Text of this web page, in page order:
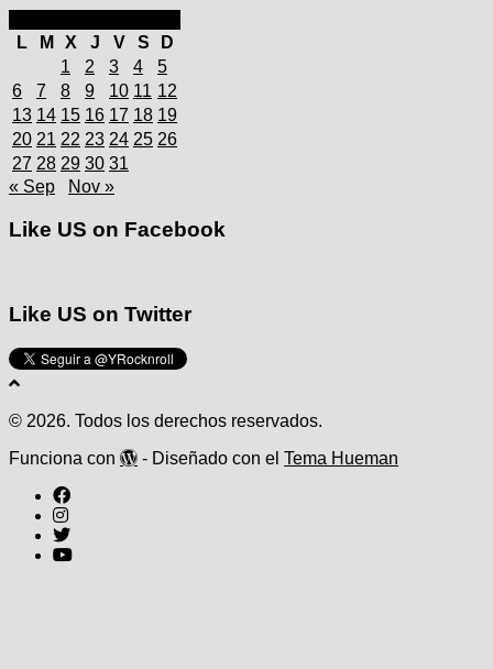
L
M X J V S
D
1
2 3 4
5
6
7 8 9 10 11 12
13 14 15 16 17 18 19
20 21 22 23 24 25 26
27 28 29 30 31
« Sep
Nov »
Like US on Facebook
Like US on Twitter
© 2026. Todos los derechos reservados.
Funciona con
- Diseñado con el Tema Hueman